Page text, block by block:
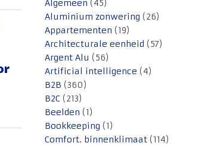
Algemeen (45)
Aluminium zonwering (26)
Appartementen (19)
Architecturale eenheid (57)
Argent Alu (56)
Artificial intelligence (4)
B2B (360)
B2C (213)
Beelden (1)
Bookkeeping (1)
Comfort. binnenklimaat (114)